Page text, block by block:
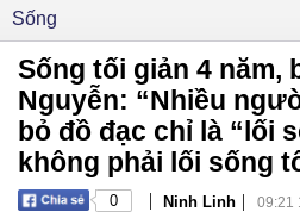
Sống
Sống tối giản 4 năm,
Nguyễn: “Nhiều
bỏ đồ đạc chỉ là “lối
không phải lối sống
0 | Ninh Linh | 09:21